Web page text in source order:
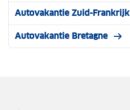
Autovakantie Zuid-Frankrijk
Autovakantie Bretagne